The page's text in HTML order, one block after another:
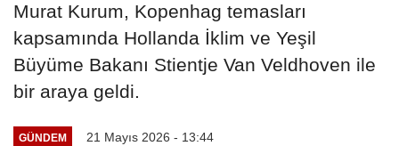
Murat Kurum, Kopenhag temasları
kapsamında Hollanda İklim ve Yeşil
Büyüme Bakanı Stientje Van Veldhoven ile
bir araya geldi.
GÜNDEM 21 Mayıs 2026 - 13:44